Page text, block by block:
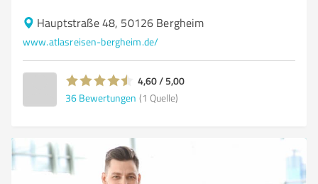
Hauptstraße 48, 50126 Bergheim
www.atlasreisen-bergheim.de/
4,60 / 5,00
36 Bewertungen (1 Quelle)